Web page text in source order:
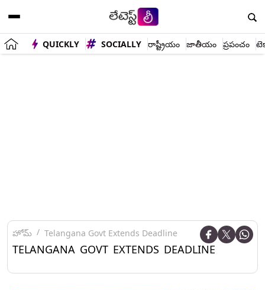
QUICKLY SOCIALLY రాష్ట్రీయం జాతీయం ప్రపంచం
హోమ్ Telangana Govt Extends Deadline
TELANGANA GOVT EXTENDS DEADLINE